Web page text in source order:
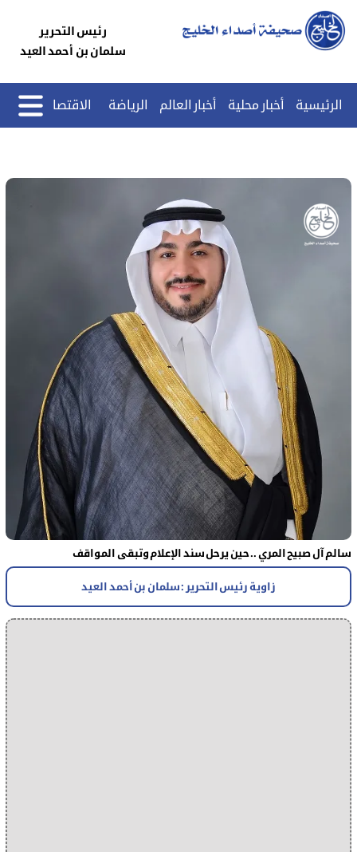
رئيس التحرير
سلمان بن أحمد العيد
الرئيسية أخبار محلية أخبار العالم الرياضة الاقتصاد
سالم آل صبيح المري .. حين يرحل سند الإعلام وتبقى المواقف
زاوية رئيس التحرير : سلمان بن أحمد العيد